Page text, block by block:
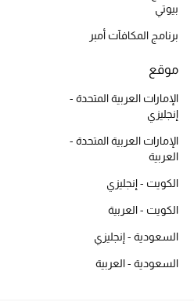
الأكثر مبيعاً
العطور
مكتشف العطور
المكياج
العناية بالبشرة
مستحضرات العناية
مستحضرات الاستحمام والعناية بالجسم
العناية بالشعر
بيوتي
برنامج المكافآت أمبر
موقع
الإمارات العربية المتحدة -
إنجليزي
الإمارات العربية المتحدة -
العربية
الكويت - إنجليزي
الكويت - العربية
السعودية - إنجليزي
السعودية - العربية